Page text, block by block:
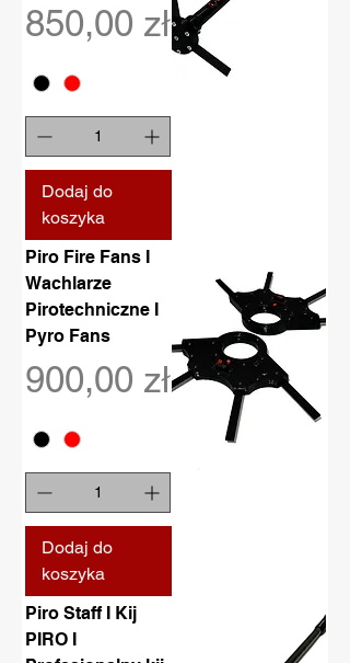
Cena
850,00 zł
Dodaj do
koszyka
Piro Fire Fans I
Wachlarze
Pirotechniczne I
Pyro Fans
Cena
900,00 zł
Dodaj do
koszyka
Piro Staff I Kij
PIRO I